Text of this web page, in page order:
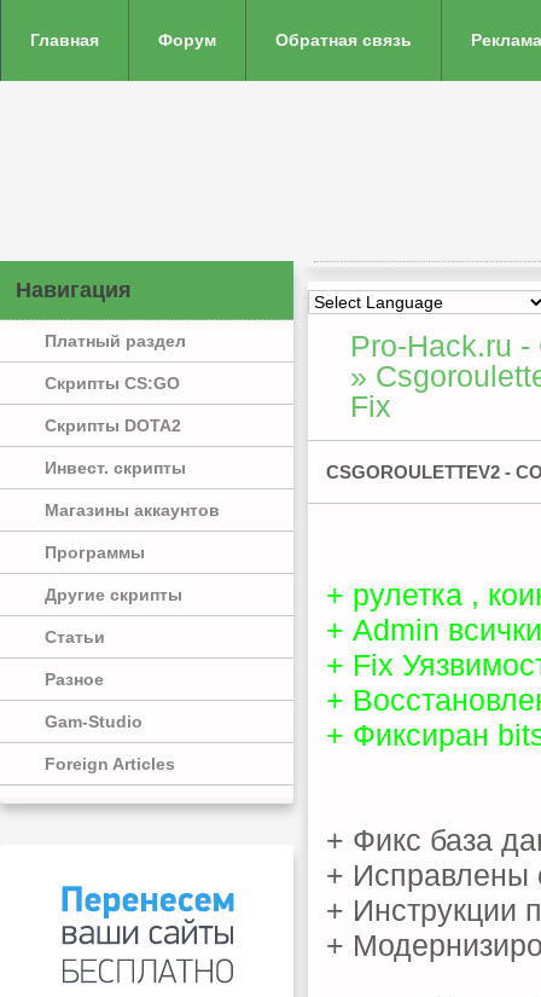
Главная Форум Обратная связь
Навигация
Платный раздел
Скрипты CS:GO
Скрипты DOTA2
Инвест. скрипты
Магазины аккаунтов
Программы
Другие скрипты
Статьи
Разное
Gam-Studio
Foreign Articles
Pro-Hack.ru
»
Fix
CSGOROULETTEV2 -
+ рулетка ,
+ Admin
+ Fix
+
+ Фиксиран
+ Фикс база
+ Исправлены
+ Инструкции
+